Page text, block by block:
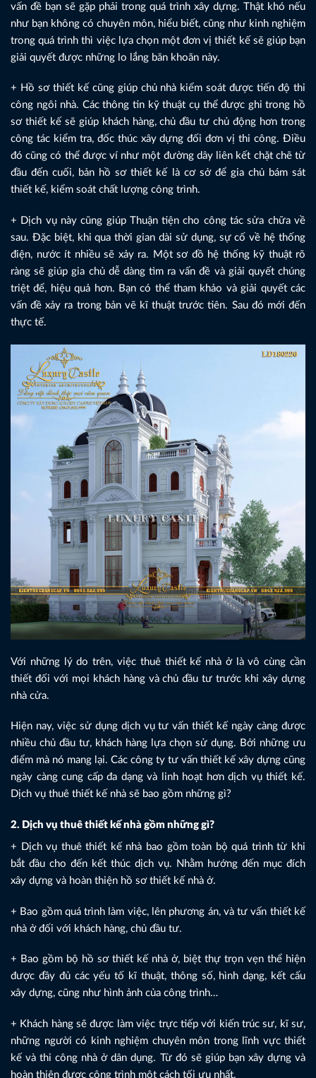
vấn đề bạn sẽ gặp phải trong quá trình xây dựng. Thật khó nếu
như bạn không có chuyên môn, hiểu biết, cũng như kinh nghiệm
trong quá trình thì việc lựa chọn một đơn vị thiết kế sẽ giúp bạn
giải quyết được những lo lắng băn khoăn này.
+ Hồ sơ thiết kế cũng giúp chủ nhà kiểm soát được tiến độ thi
công ngôi nhà. Các thông tin kỹ thuật cụ thể được ghi trong hồ
sơ thiết kế sẽ giúp khách hàng, chủ đầu tư chủ động hơn trong
công tác kiểm tra, đốc thúc xây dựng đối đơn vị thi công. Điều
đó cũng có thể được ví như một đường dây liên kết chặt chẽ từ
đầu đến cuối, bản hồ sơ thiết kế là cơ sở để gia chủ bám sát
thiết kế, kiểm soát chất lượng công trình.
+ Dịch vụ này cũng giúp Thuận tiện cho công tác sửa chữa về
sau. Đặc biệt, khi qua thời gian dài sử dụng, sự cố về hệ thống
điện, nước ít nhiều sẽ xảy ra. Một sơ đồ hệ thống kỹ thuật rõ
ràng sẽ giúp gia chủ dễ dàng tìm ra vấn đề và giải quyết chúng
triệt để, hiệu quả hơn. Bạn có thể tham khảo và giải quyết các
vấn đề xảy ra trong bản vẽ kĩ thuật trước tiên. Sau đó mới đến
thực tế.
Với những lý do trên, việc thuê thiết kế nhà ở là vô cùng cần
thiết đối với mọi khách hàng và chủ đầu tư trước khi xây dựng
nhà cửa.
Hiện nay, việc sử dụng dịch vụ tư vấn thiết kế ngày càng được
nhiều chủ đầu tư, khách hàng lựa chọn sử dụng. Bởi những ưu
điểm mà nó mang lại. Các công ty tư vấn thiết kế xây dựng cũng
ngày càng cung cấp đa dạng và linh hoạt hơn dịch vụ thiết kế.
Dịch vụ thuê thiết kế nhà sẽ bao gồm những gì?
2. Dịch vụ thuê thiết kế nhà gồm những gì?
+ Dịch vụ thuê thiết kế nhà bao gồm toàn bộ quá trình từ khi
bắt đầu cho đến kết thúc dịch vụ. Nhằm hướng đến mục đích
xây dựng và hoàn thiện hồ sơ thiết kế nhà ở.
+ Bao gồm quá trình làm việc, lên phương án, và tư vấn thiết kế
nhà ở đối với khách hàng, chủ đầu tư.
+ Bao gồm bộ hồ sơ thiết kế nhà ở, biệt thự trọn vẹn thể hiện
được đầy đủ các yếu tố kĩ thuật, thông số, hình dạng, kết cấu
xây dựng, cũng như hình ảnh của công trình…
+ Khách hàng sẽ được làm việc trực tiếp với kiến trúc sư, kĩ sư,
những người có kinh nghiệm chuyên môn trong lĩnh vực thiết
kế và thi công nhà ở dân dụng. Từ đó sẽ giúp bạn xây dựng và
hoàn thiện được công trình một cách tối ưu nhất.